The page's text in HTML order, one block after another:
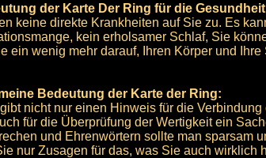
der Karte Der Ring für die
keine direkte Krankheiten auf Sie zu. Es
kein erholsamer Schlaf, Sie
ein wenig mehr darauf, Ihren Körper und Ihre
Bedeutung der Karte der Ring:
nicht nur einen Hinweis für die
für die Überprüfung der Wertigkeit ein
und Ehrenwörtern sollte man sparsam
nur Zusagen für das, was Sie auch wirklich